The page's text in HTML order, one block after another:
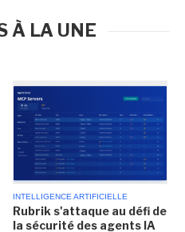
À LA UNE
INTELLIGENCE ARTIFICIELLE
Rubrik s'attaque au défi de
la sécurité des agents IA